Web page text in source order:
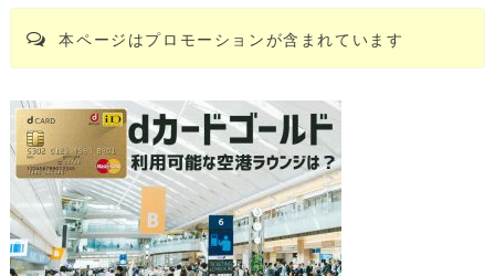
本ページはプロモーションが含まれています